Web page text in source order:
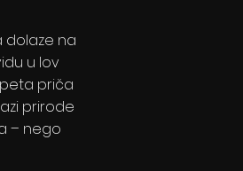
dolaze na
u lov
priča
prirode
– nego